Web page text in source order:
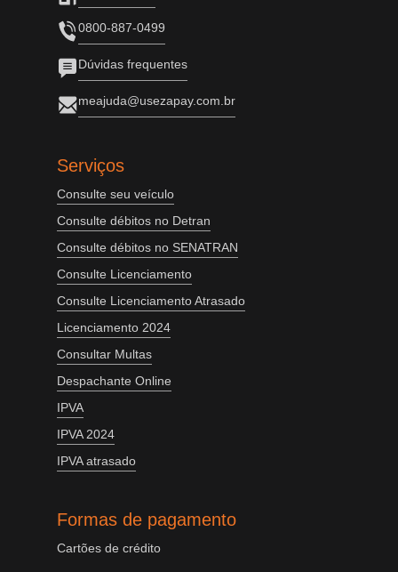
0800-887-0499
Dúvidas frequentes
meajuda@usezapay.com.br
Serviços
Consulte seu veículo
Consulte débitos no Detran
Consulte débitos no SENATRAN
Consulte Licenciamento
Consulte Licenciamento Atrasado
Licenciamento 2024
Consultar Multas
Despachante Online
IPVA
IPVA 2024
IPVA atrasado
Formas de pagamento
Cartões de crédito